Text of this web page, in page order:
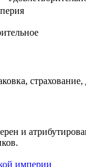
и
империи